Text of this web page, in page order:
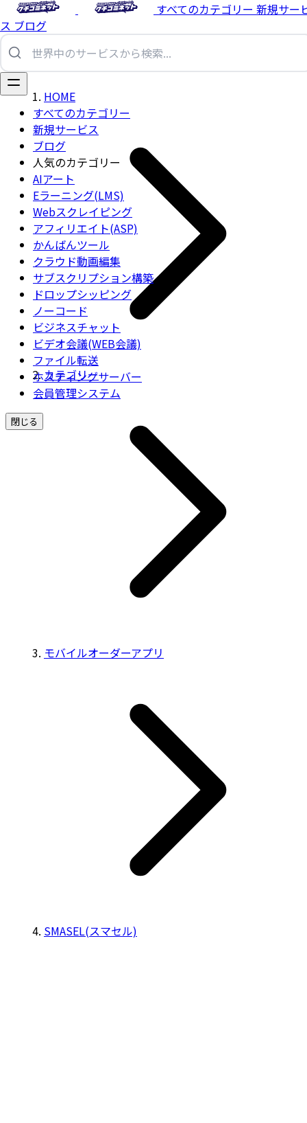
すべてのカテゴリー 新規サー
ス ブログ
すべてのカテゴリー
新規サービス
ブログ
人気のカテゴリー
AIアート
Eラーニング(LMS)
Webスクレイピング
アフィリエイト(ASP)
かんばんツール
クラウド動画編集
サブスクリプション構築
ドロップシッピング
ノーコード
ビジネスチャット
ビデオ会議(WEB会議)
ファイル転送
ホスティングサーバー
会員管理システム
閉じる
HOME
カテゴリー
モバイルオーダーアプリ
SMASEL(スマセル)